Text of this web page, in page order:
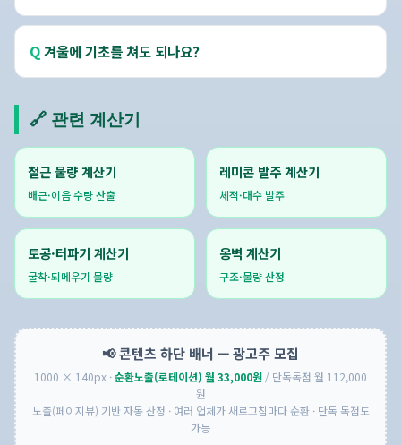
겨울에 기초를 쳐도 되나요?
🔗 관련 계산기
철근 물량 계산기
배근·이음 수량 산출
레미콘 발주 계산기
체적·대수 발주
토공·터파기 계산기
굴착·되메우기 물량
옹벽 계산기
구조·물량 산정
📢 콘텐츠 하단 배너 — 광고주 모집
1000 × 140px ·순환노출(로테이션) 월 33,000원 / 단독독점 월 112,000
원
노출(페이지뷰) 기반 자동 산정 · 여러 업체가 새로고침마다 순환 · 단독 독점도
가능